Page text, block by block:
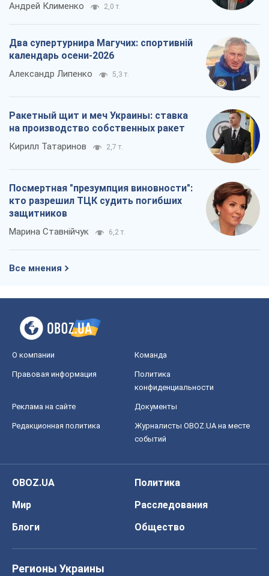
Андрей Клименко 2,0 т.
Два супертурнира Магучих: спортивній
календарь осени-2026
Александр Липенко 5,3 т.
Ракетный щит и меч Украины: ставка
на производство собственных ракет
Кирилл Татаринов 2,7 т.
Посмертная "презумпция виновности":
кто разрешил ТЦК судить погибших
защитников
Марина Ставнійчук 6,2 т.
Все мнения
О компании Команда
Правовая информация
Политика
конфиденциальности
Реклама на сайте Документы
Редакционная политика
Журналисты OBOZ.UA на месте
событий
OBOZ.UA
Политика
Мир
Расследования
Блоги
Общество
Регионы Украины